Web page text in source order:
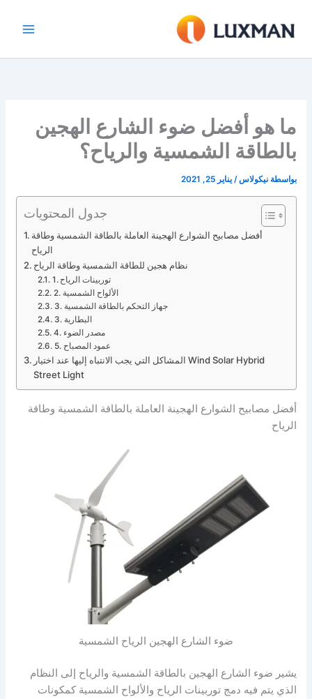
المحتوى
ما هو أفضل ضوء الشارع الهجين
بالطاقة الشمسية والرياح؟
بواسطة نيكولاس/يناير 25, 2021
جدول المحتويات
أفضل مصابيح الشوارع الهجينة العاملة بالطاقة الشمسية وطاقة
الرياح
نظام هجين للطاقة الشمسية وطاقة الرياح
1. توربينات الرياح
2. الألواح الشمسية
3. جهاز التحكم بالطاقة الشمسية
3. البطارية
4. مصدر الضوء
5. عمود المصباح
المشاكل التي يجب الانتباه إليها عند اختيار Wind Solar Hybrid
Street Light
أفضل مصابيح الشوارع الهجينة العاملة بالطاقة الشمسية وطاقة
الرياح
ضوء الشارع الهجين الرياح الشمسية
يشير ضوء الشارع الهجين بالطاقة الشمسية والرياح إلى النظام
الذي يتم فيه دمج توربينات الرياح والألواح الشمسية كمكونات